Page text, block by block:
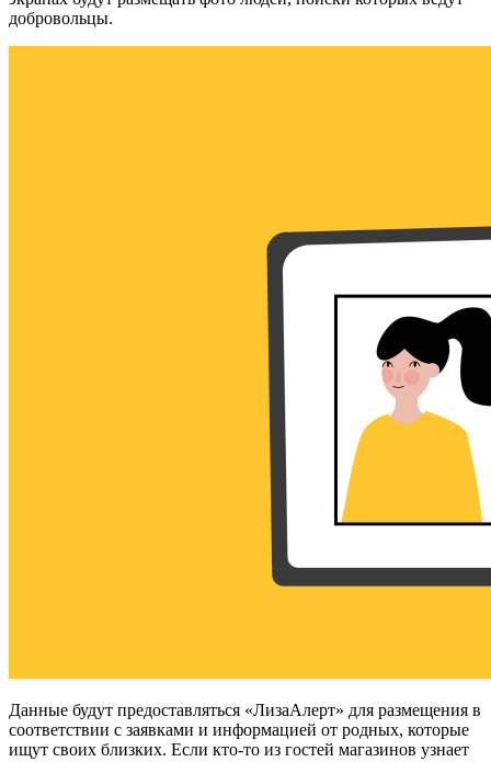
добровольцы.
Данные будут предоставляться «ЛизаАлерт» для размещения в
соответствии с заявками и информацией от родных, которые
ищут своих близких. Если кто-то из гостей магазинов узнает